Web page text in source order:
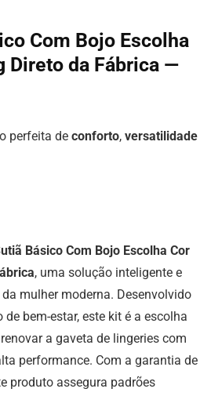
Com Bojo Escolha
Direto da Fábrica —
perfeita de conforto, versatilidade
Básico Com Bojo Escolha Cor
, uma solução inteligente e
mulher moderna. Desenvolvido
bem-estar, este kit é a escolha
a gaveta de lingeries com
performance. Com a garantia de
produto assegura padrões